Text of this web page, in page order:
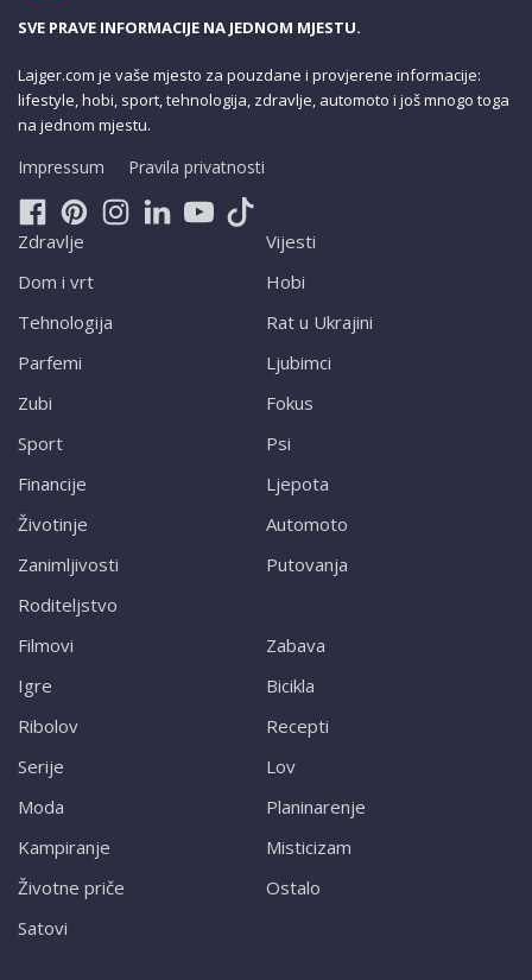
SVE PRAVE INFORMACIJE NA JEDNOM MJESTU.
Lajger.com je vaše mjesto za pouzdane i provjerene informacije:
lifestyle, hobi, sport, tehnologija, zdravlje, automoto i još mnogo toga
na jednom mjestu.
Impressum Pravila privatnosti
Zdravlje
Dom i vrt
Tehnologija
Parfemi
Zubi
Sport
Financije
Životinje
Zanimljivosti
Roditeljstvo
Vijesti
Hobi
Rat u Ukrajini
Ljubimci
Fokus
Psi
Ljepota
Automoto
Putovanja
Filmovi
Igre
Ribolov
Serije
Moda
Kampiranje
Životne priče
Satovi
Zabava
Bicikla
Recepti
Lov
Planinarenje
Misticizam
Ostalo